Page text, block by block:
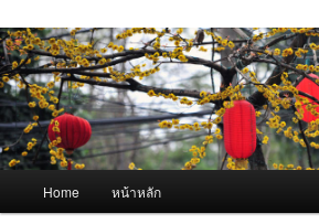
Home หน้าหลัก